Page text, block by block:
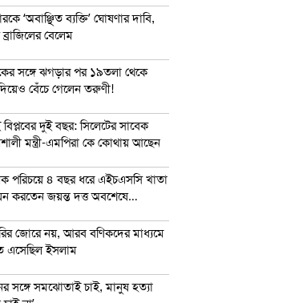
‘অবাঞ্ছিত ব্যক্তি’ ঘোষণার দাবি,
ব্রাজিলের বেলেম
সঙ্গে ঝগড়ার পর ১৯তলা থেকে
বেঁচে গেলেন তরুণী!
দুই বছর: সিলেটের সাবেক
মন্ত্রী-এমপিরা কে কোথায় আছেন
পরিচয়ে ৪ বছর ধরে এইচএসসি খাতা
করতেন জয়ন্ত দত্ত অবশেষে…
জোরে নয়, আরব বণিকদের মাধ্যমে
এসেছিল ইসলাম
সঙ্গে সমঝোতাই চাই, মানুষ হত্যা